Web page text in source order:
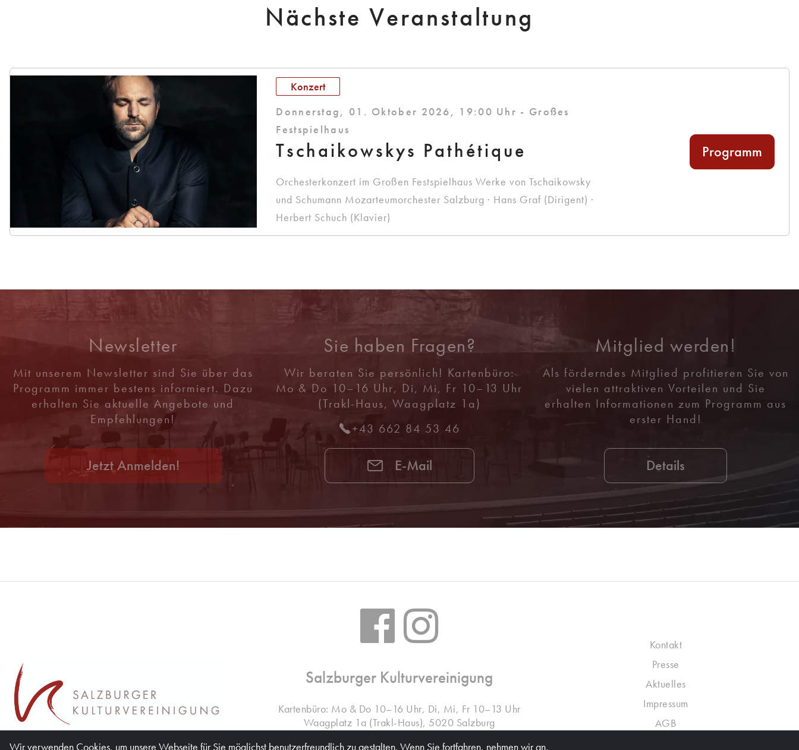
Nächste Veranstaltung
Konzert
Donnerstag, 01. Oktober 2026, 19:00 Uhr - Großes
Festspielhaus
Tschaikowskys Pathétique
Orchesterkonzert im Großen Festspielhaus Werke von Tschaikowsky
und Schumann Mozarteumorchester Salzburg · Hans Graf (Dirigent) ·
Herbert Schuch (Klavier)
Programm
Newsletter
Mit unserem Newsletter sind Sie über das
Programm immer bestens informiert. Dazu
erhalten Sie aktuelle Angebote und
Empfehlungen!
Jetzt Anmelden!
Sie haben Fragen?
Wir beraten Sie persönlich! Kartenbüro:
Mo & Do 10–16 Uhr, Di, Mi, Fr 10–13 Uhr
(Trakl-Haus, Waagplatz 1a)
+43 662 84 53 46
E-Mail
Mitglied werden!
Als förderndes Mitglied profitieren Sie von
vielen attraktiven Vorteilen und Sie
erhalten Informationen zum Programm aus
erster Hand!
Details
Salzburger Kulturvereinigung
Kartenbüro: Mo & Do 10–16 Uhr, Di, Mi, Fr 10–13 Uhr
Waagplatz 1a (Trakl-Haus), 5020 Salzburg
Kontakt
Presse
Aktuelles
Impressum
AGB
Wir verwenden Cookies, um unsere Webseite für Sie möglichst benutzerfreundlich zu gestalten. Wenn Sie fortfahren, nehmen wir an,